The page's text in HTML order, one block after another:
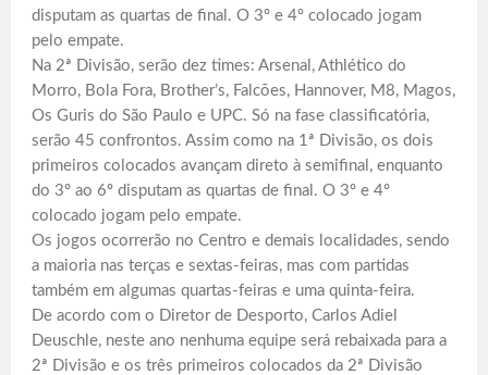
disputam as quartas de final. O 3º e 4º colocado jogam
pelo empate.
Na 2ª Divisão, serão dez times: Arsenal, Athlético do
Morro, Bola Fora, Brother’s, Falcões, Hannover, M8, Magos,
Os Guris do São Paulo e UPC. Só na fase classificatória,
serão 45 confrontos. Assim como na 1ª Divisão, os dois
primeiros colocados avançam direto à semifinal, enquanto
do 3º ao 6º disputam as quartas de final. O 3º e 4º
colocado jogam pelo empate.
Os jogos ocorrerão no Centro e demais localidades, sendo
a maioria nas terças e sextas-feiras, mas com partidas
também em algumas quartas-feiras e uma quinta-feira.
De acordo com o Diretor de Desporto, Carlos Adiel
Deuschle, neste ano nenhuma equipe será rebaixada para a
2ª Divisão e os três primeiros colocados da 2ª Divisão